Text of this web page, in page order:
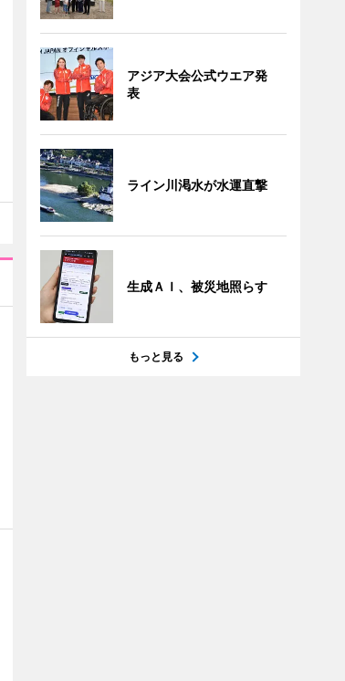
アジア大会公式ウエア発
表
ライン川渇水が水運直撃
生成ＡＩ、被災地照らす
もっと見る